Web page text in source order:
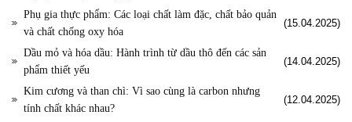
Phụ gia thực phẩm: Các loại chất làm đặc, chất bảo quản
và chất chống oxy hóa
(15.04.2025)
Dầu mỏ và hóa dầu: Hành trình từ dầu thô đến các sản
phẩm thiết yếu
(14.04.2025)
Kim cương và than chì: Vì sao cùng là carbon nhưng
tính chất khác nhau?
(12.04.2025)